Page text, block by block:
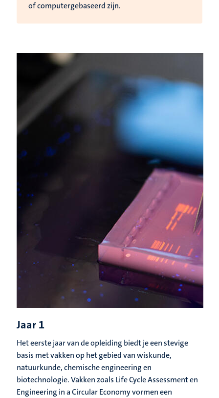
of computergebaseerd zijn.
Jaar 1
Het eerste jaar van de opleiding biedt je een stevige
basis met vakken op het gebied van wiskunde,
natuurkunde, chemische engineering en
biotechnologie. Vakken zoals Life Cycle Assessment en
Engineering in a Circular Economy vormen een